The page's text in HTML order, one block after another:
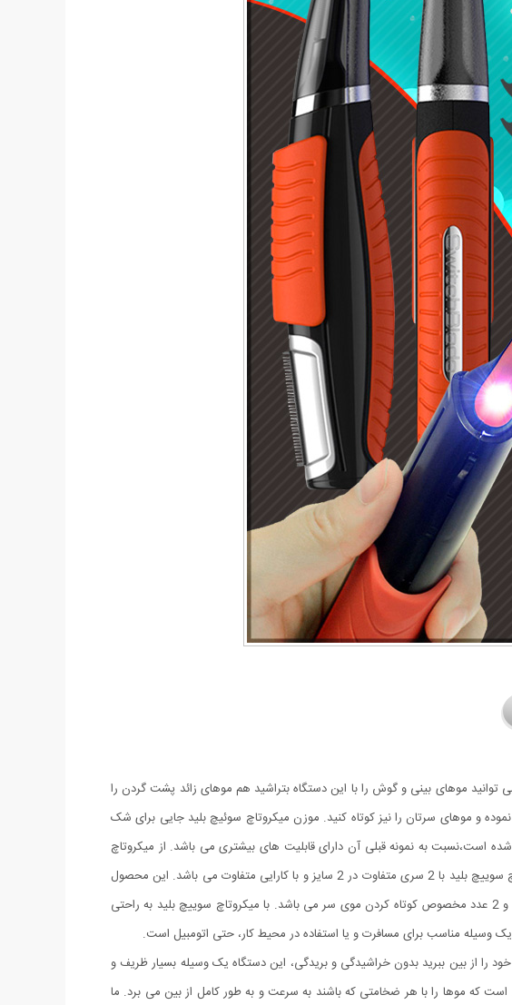
موهای بینی و گوش را با این دستگاه بتراشید هم موهای زائد پشت گردن را
و موهای سرتان را نیز کوتاه کنید. موزن میکروتاچ سوئیچ بلید جایی برای شک
است،نسبت به نمونه قبلی آن دارای قابلیت های بیشتری می باشد. از میکروتاچ
مکس سوییچ بلید می توان برای اصلاح موهای بینی، گوش، ابرو، خط پشت گردن، خط ریش و … استفاده کرد. موزن میکروتاچ سوییچ بلید با 2 سری متفاوت در 2 سایز و با کارایی متفاوت می باشد. این محصول
دارای 4 شانه در شکل و اندازه متفاوت که 2 عدد مخصوص سری کوچک بوده جهت کوتاه کردن ابروها و کوتاهی موهای ظریف و 2 عدد مخصوص کوتاه کردن موی سر می باشد. با میکروتاچ سوییچ بلید به راحتی
از بین ببرید بدون خراشیدگی و بریدگی، این دستگاه یک وسیله بسیار ظریف و
که موها را با هر ضخامتی که باشند به سرعت و به طور کامل از بین می برد. ما